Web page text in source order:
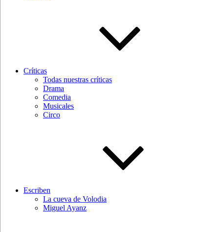
Críticas
Todas nuestras críticas
Drama
Comedia
Musicales
Circo
Escriben
La cueva de Volodia
Miguel Ayanz